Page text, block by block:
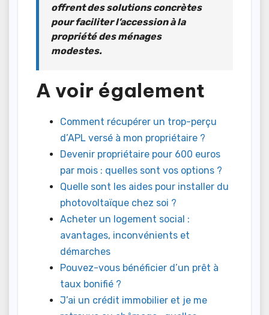
offrent des solutions concrètes
pour faciliter l’accession à la
propriété des ménages
modestes.
A voir également
Comment récupérer un trop-perçu
d’APL versé à mon propriétaire ?
Devenir propriétaire pour 600 euros
par mois : quelles sont vos options ?
Quelle sont les aides pour installer du
photovoltaïque chez soi ?
Acheter un logement social :
avantages, inconvénients et
démarches
Pouvez-vous bénéficier d’un prêt à
taux bonifié ?
J’ai un crédit immobilier et je me